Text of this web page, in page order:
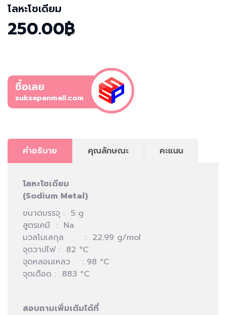
โลหะโซเดียม
250.00฿
ซื้อเลย
suksapanmall.com
คำอธิบาย คุณลักษณะ คะแนน
โลหะโซเดียม
(Sodium Metal)
ขนาดบรรจุ : 5 g
สูตรเคมี : Na
มวลโมเลกุล : 22.99 g/mol
จุดวาปไฟ : 82 °C
จุดหลอมเหลว : 98 °C
จุดเดือด : 883 °C
สอบถามเพิ่มเติมได้ที่